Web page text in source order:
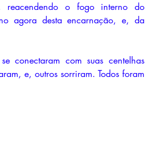
o fogo interno do
agora desta encarnação, e, da
conectaram com suas centelhas
e, outros sorriram. Todos foram